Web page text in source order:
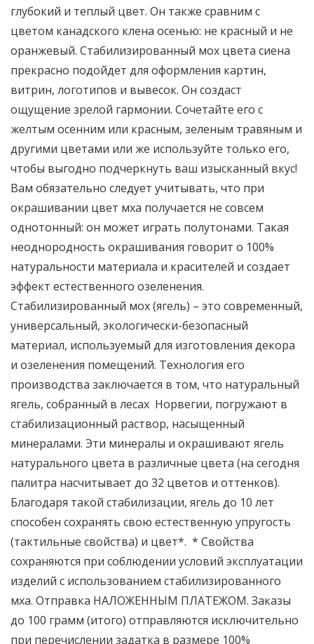
глубокий и теплый цвет. Он также сравним с
цветом канадского клена осенью: не красный и не
оранжевый. Стабилизированный мох цвета сиена
прекрасно подойдет для оформления картин,
витрин, логотипов и вывесок. Он создаст
ощущение зрелой гармонии. Сочетайте его с
желтым осенним или красным, зеленым травяным и
другими цветами или же используйте только его,
чтобы выгодно подчеркнуть ваш изысканный вкус!
Вам обязательно следует учитывать, что при
окрашивании цвет мха получается не совсем
однотонный: он может играть полутонами. Такая
неоднородность окрашивания говорит о 100%
натуральности материала и красителей и создает
эффект естественного озеленения.
Стабилизированный мох (ягель) – это современный,
универсальный, экологически-безопасный
материал, используемый для изготовления декора
и озеленения помещений. Технология его
производства заключается в том, что натуральный
ягель, собранный в лесах Норвегии, погружают в
стабилизационный раствор, насыщенный
минералами. Эти минералы и окрашивают ягель
натурального цвета в различные цвета (на сегодня
палитра насчитывает до 32 цветов и оттенков).
Благодаря такой стабилизации, ягель до 10 лет
способен сохранять свою естественную упругость
(тактильные свойства) и цвет*. * Свойства
сохраняются при соблюдении условий эксплуатации
изделий с использованием стабилизированного
мха. Отправка НАЛОЖЕННЫМ ПЛАТЕЖОМ. Заказы
до 100 грамм (итого) отправляются исключительно
при перечислении задатка в размере 100%